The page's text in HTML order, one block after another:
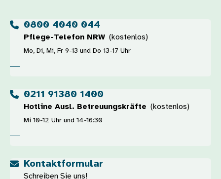
0800 4040 044
Pflege-Telefon NRW (kostenlos)
Mo, Di, Mi, Fr 9-13 und Do 13-17 Uhr
0211 91380 1400
Hotline Ausl. Betreuungskräfte (kostenlos)
Mi 10-12 Uhr und 14-16:30
Kontaktformular
Schreiben Sie uns!